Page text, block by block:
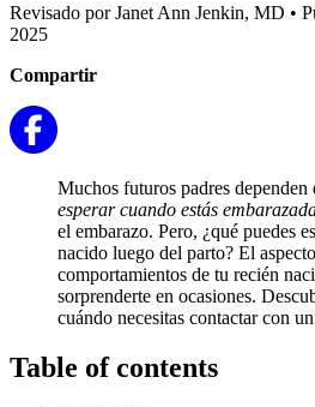
Revisado por Janet Ann Jenkin, MD •
2025
Compartir
Muchos futuros padres
esperar cuando estás
el embarazo. Pero, ¿qué puedes
nacido luego del parto? El
comportamientos de tu recién
sorprenderte en ocasiones.
cuándo necesitas contactar con
Table of contents